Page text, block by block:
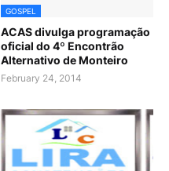
GOSPEL
ACAS divulga programação
oficial do 4º Encontrão
Alternativo de Monteiro
February 24, 2014